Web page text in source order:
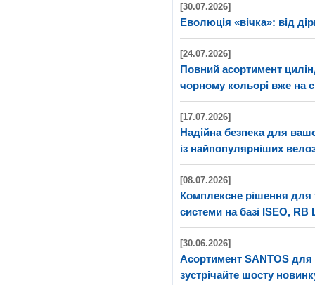
[30.07.2026]
Еволюція «вічка»: від
[24.07.2026]
Повний асортимент
чорному кольорі вже на
[17.07.2026]
Надійна безпека для
із найпопулярніших
[08.07.2026]
Комплексне рішення для
системи на базі ISEO, RB
[30.06.2026]
Асортимент SANTOS
зустрічайте шосту